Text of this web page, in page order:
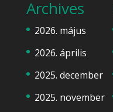
Archives
2026. május
2026. április
2025. december
2025. november